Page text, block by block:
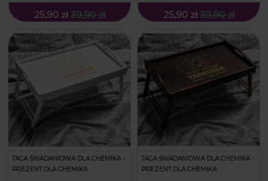
25,90 zł 39,90 zł 25,90 zł 39,90 zł
TACA ŚNIADANIOWA DLA CHEMIKA -
PREZENT DLA CHEMIKA
TACA ŚNIADANIOWA DLA CHEMIKA -
PREZENT DLA CHEMIKA